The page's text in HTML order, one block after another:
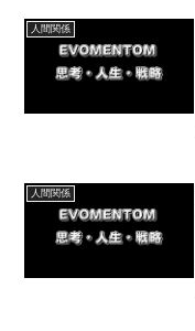
人間関係
人間関係